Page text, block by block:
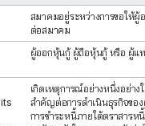
สมาคมอยู่ระหว่างการขอให้ผู้
ต่อสมาคม
ผู้ออกหุ้นกู้ ผู้ถือหุ้นกู้ หรือ ผู้แ
เกิดเหตุการณ์อย่างหนึ่งอย่า
สำคัญต่อการดำเนินธุรกิจขอ
การชำระหนี้ภายใต้ตราสาร